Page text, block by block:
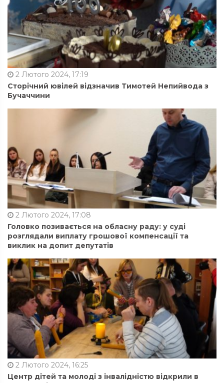
2 Лютого 2024, 17:19
Сторічний ювілей відзначив Тимотей Непийвода з
Бучаччини
2 Лютого 2024, 17:08
Головко позивається на обласну раду: у суді
розглядали виплату грошової компенсації та
виклик на допит депутатів
2 Лютого 2024, 16:25
Центр дітей та молоді з інвалідністю відкрили в